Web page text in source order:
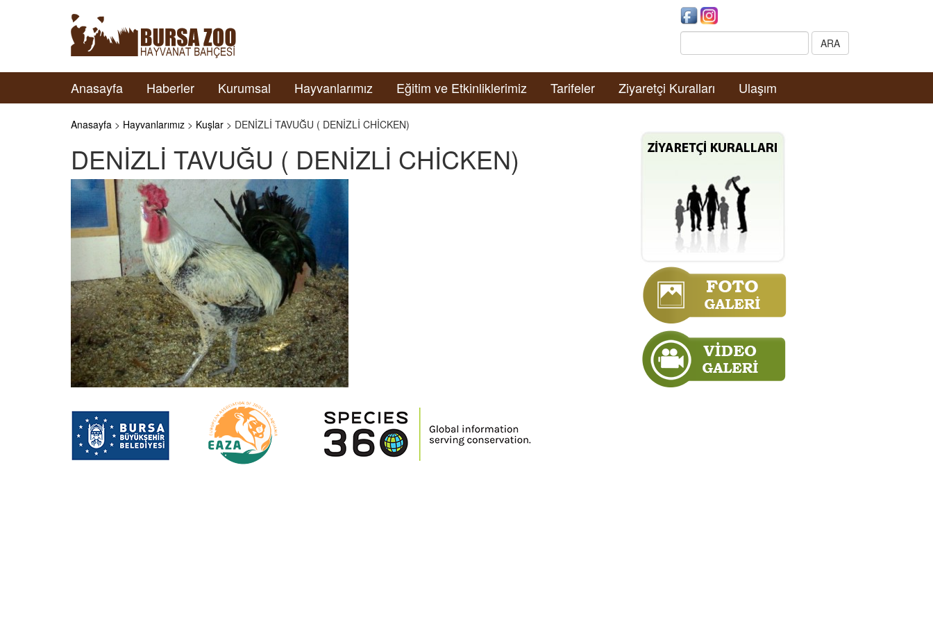
Search: ARA
Anasayfa Haberler Kurumsal Hayvanlarımız Eğitim ve Etkinliklerimiz Tarifeler Ziyaretçi Kuralları Ulaşım
Anasayfa > Hayvanlarımız > Kuşlar > DENİZLİ TAVUĞU ( DENİZLİ CHİCKEN)
DENİZLİ TAVUĞU ( DENİZLİ CHİCKEN)